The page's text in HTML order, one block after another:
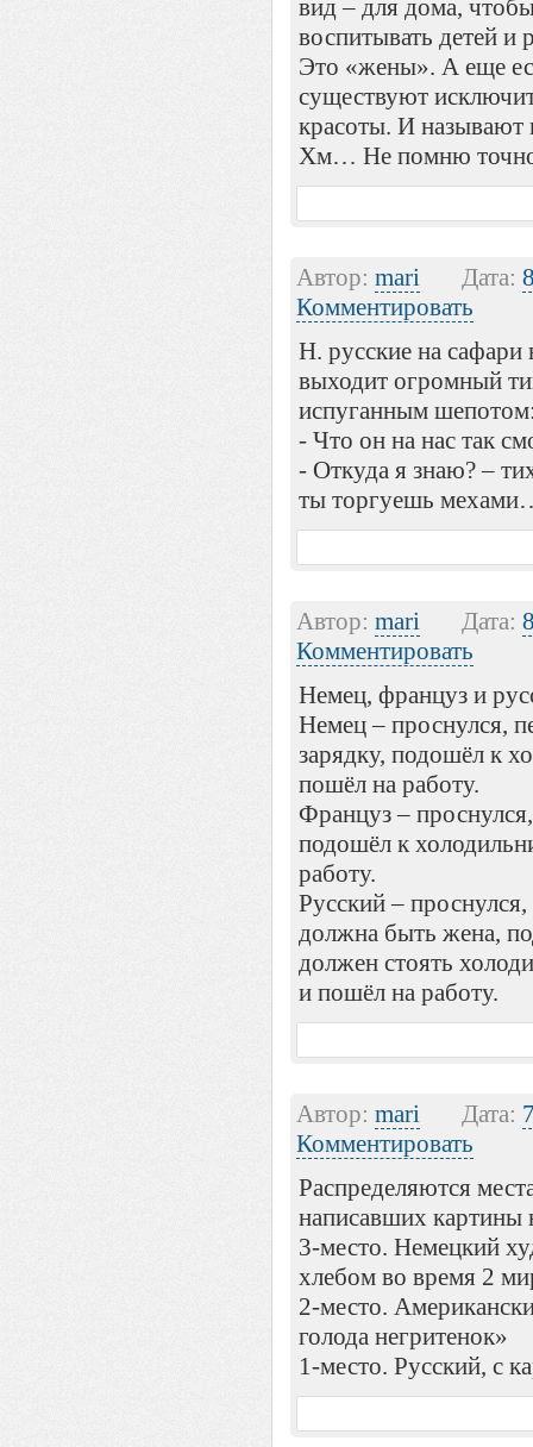
вид – для дома,
воспитывать детей и
Это «жены». А еще
существуют
красоты. И
Хм… Не помню
Автор: mari Дата:
Комментировать
Н. русские на сафари
выходит огромный
испуганным
- Что он на нас так
- Откуда я знаю? –
ты торгуешь
Автор: mari Дата:
Комментировать
Hемец, француз и
Hемец – проснулся,
зарядку, подошёл к
пошёл на работу.
Француз – проснулся,
подошёл к
работу.
Русский – проснулся,
должна быть жена,
должен стоять
и пошёл на работу.
Автор: mari Дата:
Комментировать
Распределяются
написавших
3-место. Немецкий
хлебом во время 2
2-место.
голода негритенок»
1-место. Русский, с